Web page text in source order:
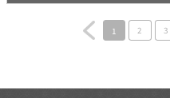
1 2 3